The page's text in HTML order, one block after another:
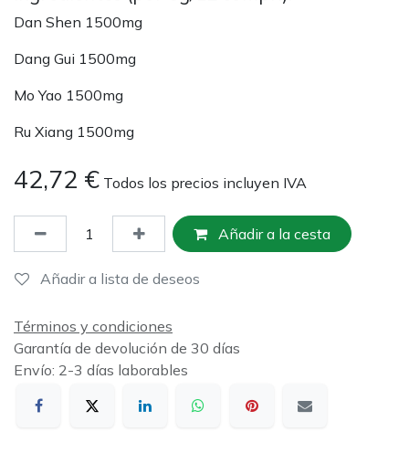
Dan Shen 1500mg
Dang Gui 1500mg
Mo Yao 1500mg
Ru Xiang 1500mg
42,72 € Todos los precios incluyen IVA
Añadir a la cesta
Añadir a lista de deseos
Términos y condiciones
Garantía de devolución de 30 días
Envío: 2-3 días laborables